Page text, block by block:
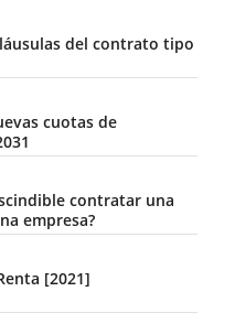
del contrato tipo
cuotas de
contratar una
empresa?
[2021]